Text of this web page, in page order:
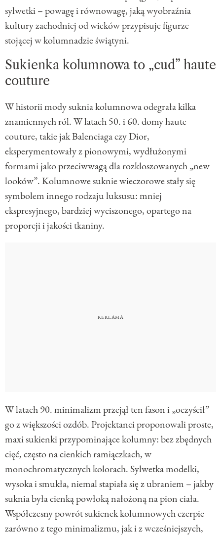
sylwetki – powagę i równowagę, jaką wyobraźnia
kultury zachodniej od wieków przypisuje figurze
stojącej w kolumnadzie świątyni.
Sukienka kolumnowa to „cud” haute
couture
W historii mody suknia kolumnowa odegrała kilka
znamiennych ról. W latach 50. i 60. domy haute
couture, takie jak Balenciaga czy Dior,
eksperymentowały z pionowymi, wydłużonymi
formami jako przeciwwagą dla rozkloszowanych „new
looków”. Kolumnowe suknie wieczorowe stały się
symbolem innego rodzaju luksusu: mniej
ekspresyjnego, bardziej wyciszonego, opartego na
proporcji i jakości tkaniny.
W latach 90. minimalizm przejął ten fason i „oczyścił”
go z większości ozdób. Projektanci proponowali proste,
maxi sukienki przypominające kolumny: bez zbędnych
cięć, często na cienkich ramiączkach, w
monochromatycznych kolorach. Sylwetka modelki,
wysoka i smukła, niemal stapiała się z ubraniem – jakby
suknia była cienką powłoką nałożoną na pion ciała.
Współczesny powrót sukienek kolumnowych czerpie
zarówno z tego minimalizmu, jak i z wcześniejszych,